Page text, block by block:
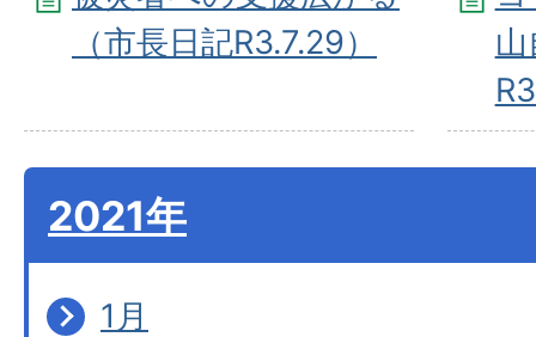
（市長日記R3.7.29）
2021年
1月